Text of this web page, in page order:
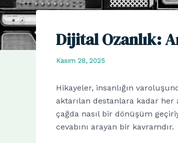
Dijital Ozanlık:
Kasım 28, 2025
Hikayeler, insanlığın
aktarılan destanlara kadar her
çağda nasıl bir dönüşüm
cevabını arayan bir kavramdır.